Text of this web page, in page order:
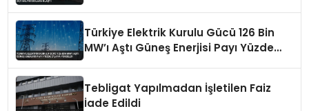
Türkiye Elektrik Kurulu Gücü 126 Bin
MW’ı Aştı Güneş Enerjisi Payı Yüzde
Tebligat Yapılmadan İşletilen Faiz
İade Edildi